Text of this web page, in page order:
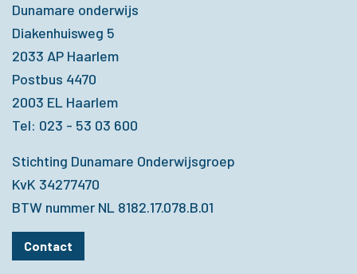
Dunamare onderwijs
Diakenhuisweg 5
2033 AP Haarlem
Postbus 4470
2003 EL Haarlem
Tel: 023 - 53 03 600
Stichting Dunamare Onderwijsgroep
KvK 34277470
BTW nummer NL 8182.17.078.B.01
Contact